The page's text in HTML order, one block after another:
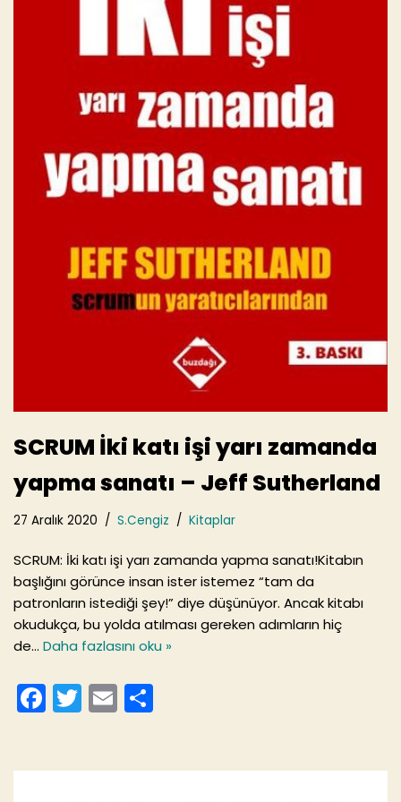
SCRUM İki katı işi yarı zamanda
yapma sanatı – Jeff Sutherland
27 Aralık 2020 S.Cengiz Kitaplar
SCRUM: İki katı işi yarı zamanda yapma sanatı!Kitabın
başlığını görünce insan ister istemez “tam da
patronların istediği şey!” diye düşünüyor. Ancak kitabı
okudukça, bu yolda atılması gereken adımların hiç
de… Daha fazlasını oku »
F
e
T
er
E
l e